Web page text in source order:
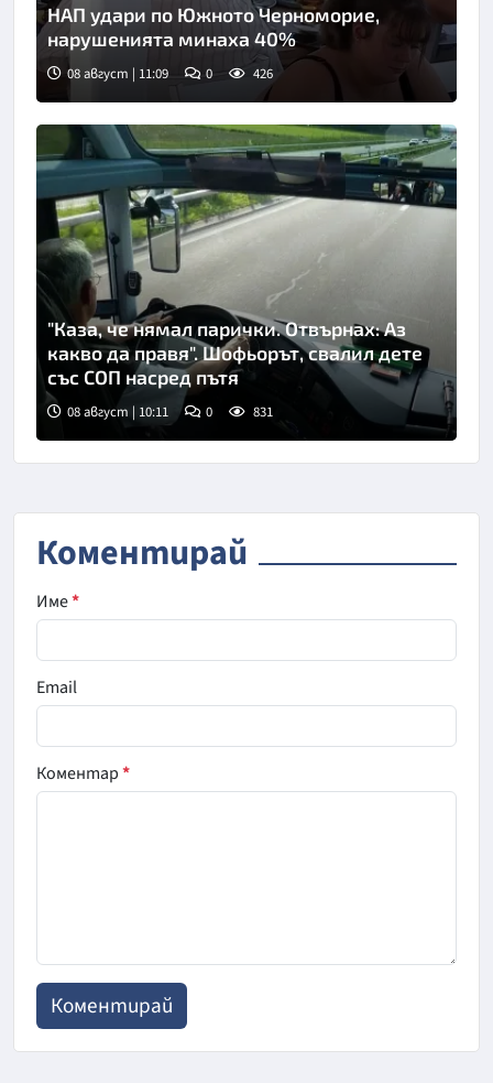
Снимка: Нова телевизия
НАП удари по Южното Черноморие,
нарушенията минаха 40%
08 август | 11:09 0 426
"Каза, че нямал парички. Отвърнах: Аз
какво да правя". Шофьорът, свалил дете
със СОП насред пътя
08 август | 10:11 0 831
Коментирай
Име*
Email
Коментар*